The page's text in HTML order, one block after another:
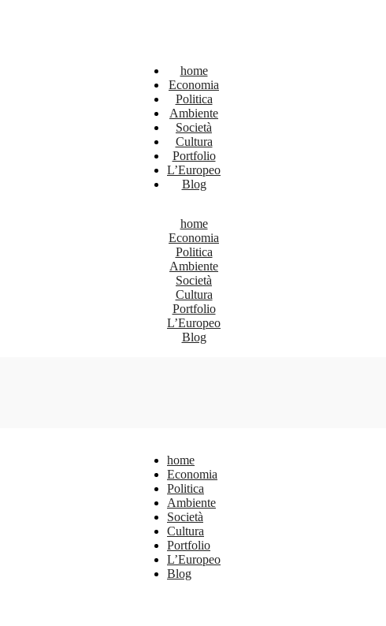
home
Economia
Politica
Ambiente
Società
Cultura
Portfolio
L’Europeo
Blog
home
Economia
Politica
Ambiente
Società
Cultura
Portfolio
L’Europeo
Blog
home
Economia
Politica
Ambiente
Società
Cultura
Portfolio
L’Europeo
Blog